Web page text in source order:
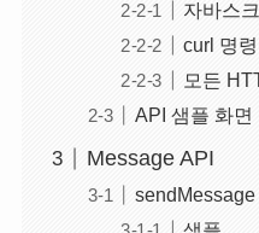
자바스
curl 명
모든
API 샘플 화면
Message API
sendMessage